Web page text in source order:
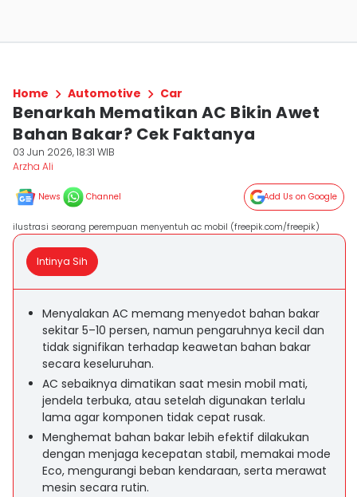
Home Automotive Car
Benarkah Mematikan AC Bikin Awet
Bahan Bakar? Cek Faktanya
03 Jun 2026, 18:31 WIB
Arzha Ali
News Channel Add Us on Google
ilustrasi seorang perempuan menyentuh ac mobil (freepik.com/freepik)
Intinya Sih
Menyalakan AC memang menyedot bahan bakar
sekitar 5–10 persen, namun pengaruhnya kecil dan
tidak signifikan terhadap keawetan bahan bakar
secara keseluruhan.
AC sebaiknya dimatikan saat mesin mobil mati,
jendela terbuka, atau setelah digunakan terlalu
lama agar komponen tidak cepat rusak.
Menghemat bahan bakar lebih efektif dilakukan
dengan menjaga kecepatan stabil, memakai mode
Eco, mengurangi beban kendaraan, serta merawat
mesin secara rutin.